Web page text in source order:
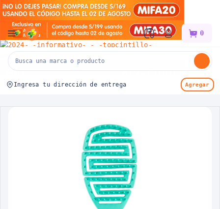
Mifarma 0
Ingresa tu dirección de entrega Agregar